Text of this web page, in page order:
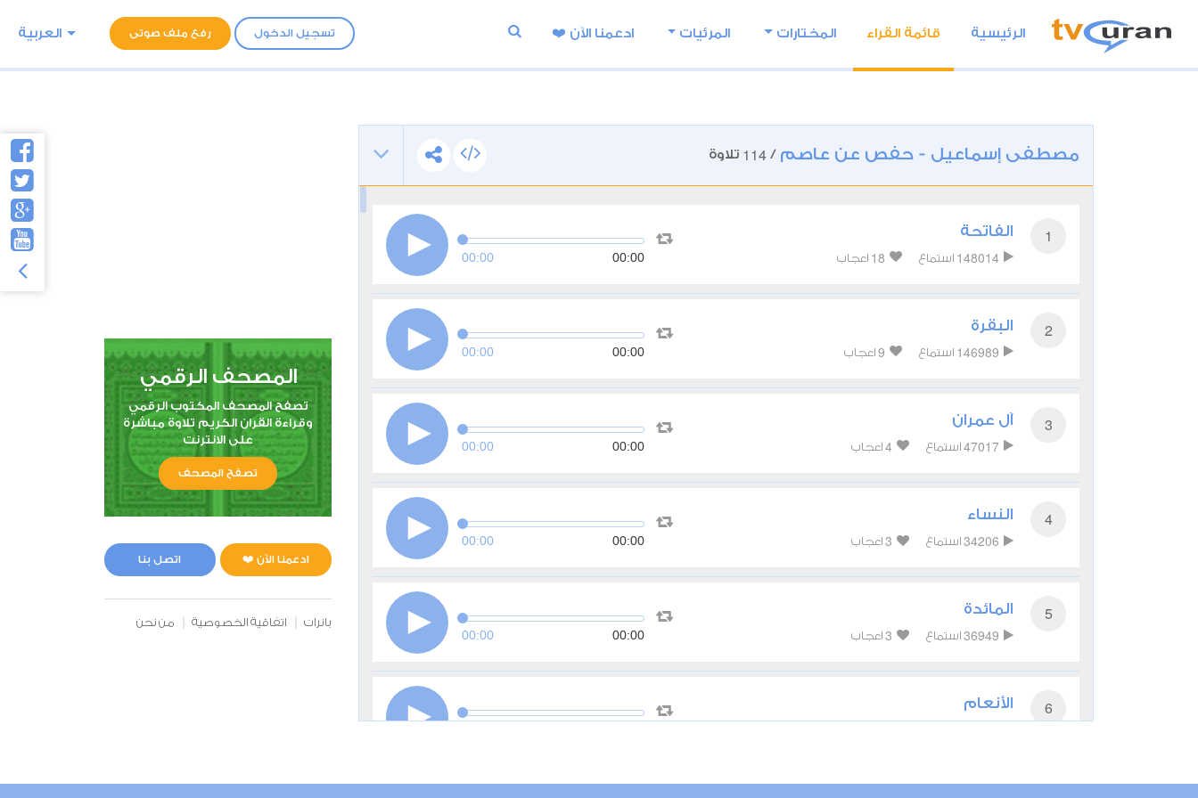
تسجيل الدخول رفع ملف صوتى العربية الرئيسية قائمة القراء المختارات المرئيات ادعمنا اﻵن ❤️
مصطفى إسماعيل - حفص عن عاصم /
114 تلاوة
1 الفاتحة
148014 استماع 18 اعجاب 00:00 00:00
2 البقرة
146989 استماع 9 اعجاب 00:00 00:00
3 آل عمران
47017 استماع 4 اعجاب 00:00 00:00
4 النساء
34206 استماع 3 اعجاب 00:00 00:00
5 المائدة
36949 استماع 3 اعجاب 00:00 00:00
6 الأنعام
المصحف الرقمي
تصفح المصحف المكتوب الرقمي
وقراءة القران الكريم تلاوة مباشرة
على الانترنت
تصفح المصحف
ادعمنا الآن ❤️ اتصل بنا
بانرات اتفاقية الخصوصية من نحن